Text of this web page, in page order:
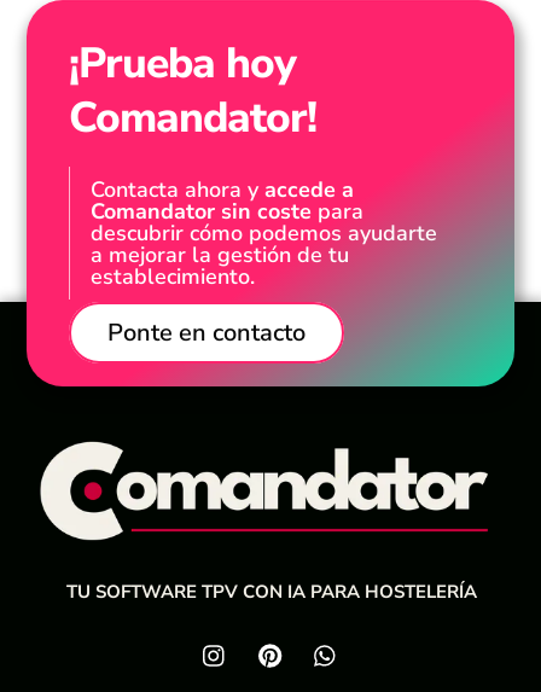
¡Prueba hoy
Comandator!
Contacta ahora yaccede a
Comandator sin coste para
descubrir cómo podemos ayudarte
a mejorar la gestión de tu
establecimiento.
Ponte en contacto
TU SOFTWARE TPV CON IA PARA HOSTELERÍA